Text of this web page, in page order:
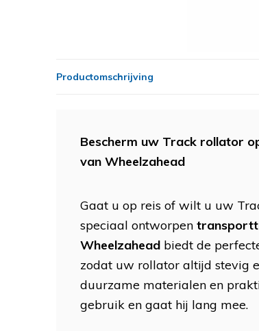
Productomschrijving
Bescherm uw Track rollator
van Wheelzahead
Gaat u op reis of wilt u uw
speciaal ontworpen
Wheelzahead biedt de
zodat uw rollator altijd stevig
duurzame materialen en
gebruik en gaat hij lang mee.